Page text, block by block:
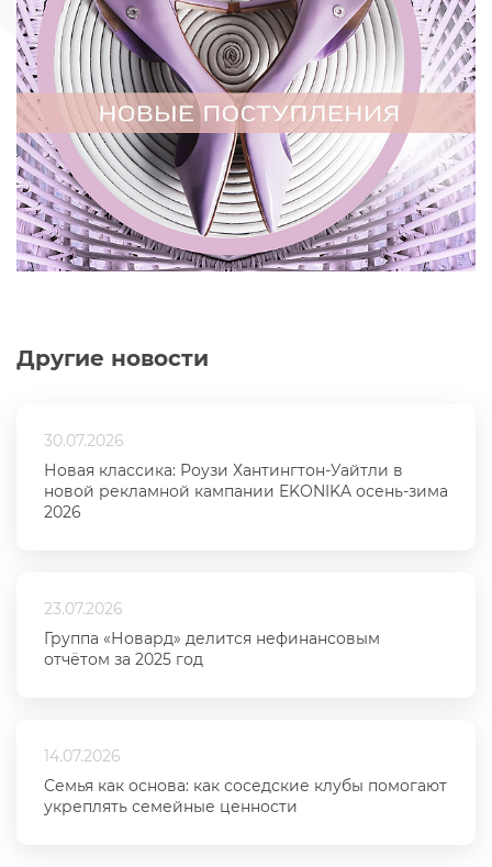
Другие новости
30.07.2026
Новая классика: Роузи Хантингтон-Уайтли в
новой рекламной кампании EKONIKA осень-зима
2026
23.07.2026
Группа «Новард» делится нефинансовым
отчётом за 2025 год
14.07.2026
Семья как основа: как соседские клубы помогают
укреплять семейные ценности